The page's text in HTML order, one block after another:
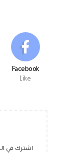
Facebook
Like
اشترك في